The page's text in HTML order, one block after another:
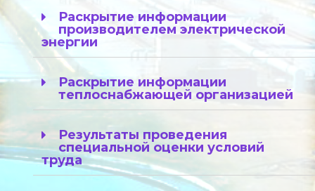
Раскрытие информации
производителем электрической
энергии
Раскрытие информации
теплоснабжающей организацией
Результаты проведения
специальной оценки условий
труда